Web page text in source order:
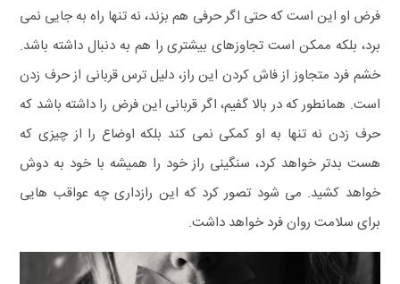
فرض او این است که حتی اگر حرفی هم بزند، نه تنها راه به جایی نمی
برد، بلکه ممکن است تجاوزهای بیشتری را هم به‌ دنبال داشته باشد.
خشم فرد متجاوز از فاش کردن این راز، دلیل ترس قربانی از حرف زدن
است. همانطور که در بالا گفیم، اگر قربانی این فرض را داشته باشد که
حرف زدن نه‌ تنها به او کمکی نمی کند بلکه اوضاع را از چیزی که
هست بدتر خواهد کرد، سنگینی راز خود را همیشه با خود به‌ دوش
خواهد کشید. می شود تصور کرد که این رازداری چه عواقب هایی
برای سلامت روان فرد خواهد داشت.